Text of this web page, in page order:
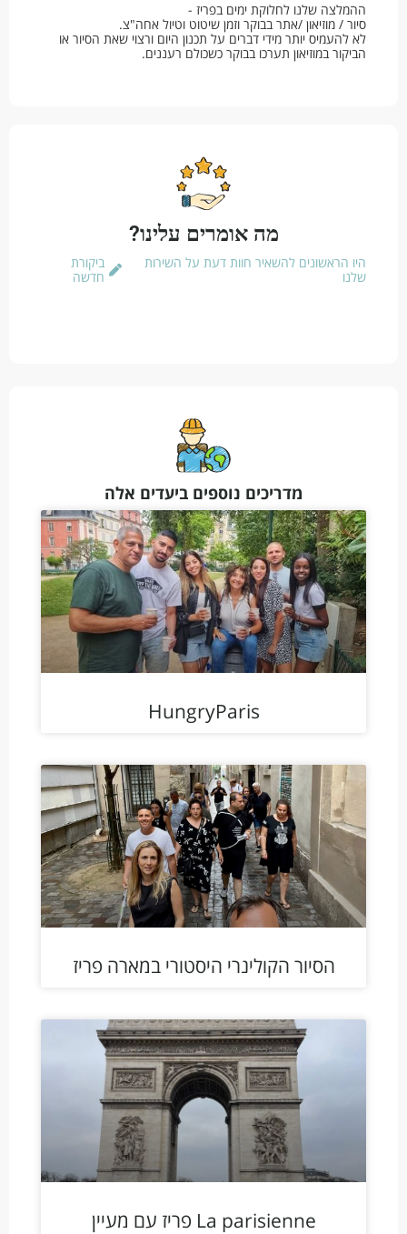
ההמלצה שלנו לחלוקת ימים בפריז -
סיור / מוזיאון /אתר בבוקר וזמן שיטוט וטיול אחה"צ.
לא להעמיס יותר מידי דברים על תכנון היום ורצוי שאת הסיור או
הביקור במוזיאון תערכו בבוקר כשכולם רעננים.
מה אומרים עלינו?
היו הראשונים להשאיר חוות דעת על השירות
שלנו
ביקורת
חדשה
מדריכים נוספים ביעדים אלה
HungryParis
הסיור הקולינרי היסטורי במארה פריז
La parisienne פריז עם מעיין